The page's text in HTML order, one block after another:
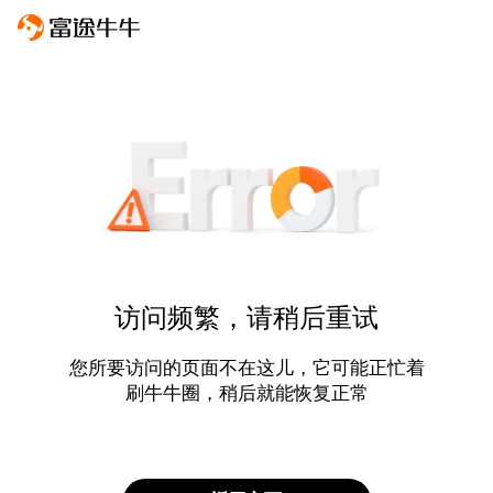
访问频繁，请稍后重试
您所要访问的页面不在这儿，它可能正忙着
刷牛牛圈，稍后就能恢复正常